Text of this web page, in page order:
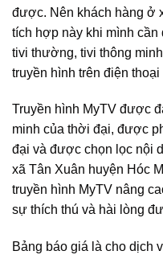
được. Nên khách hàng ở
tích hợp này khi mình cần
tivi thường, tivi thông
truyền hình trên điện thoại
Truyền hình MyTV được
minh của thời đại, được
đại và được chọn lọc nội
xã Tân Xuân huyện Hóc
truyền hình MyTV nâng
sự thích thú và hài lòng
Bảng báo giá là cho dịch